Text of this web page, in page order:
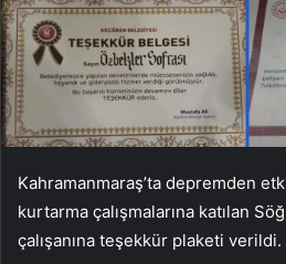
Kahramanmaraş’ta depremden
kurtarma çalışmalarına katılan
çalışanına teşekkür plaketi verildi.